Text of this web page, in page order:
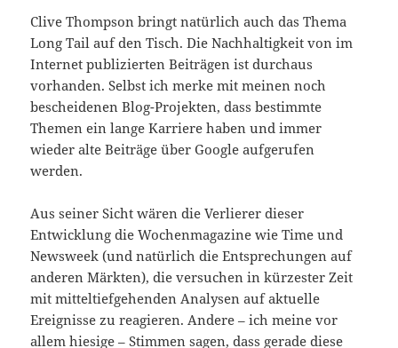
Clive Thompson bringt natürlich auch das Thema
Long Tail auf den Tisch. Die Nachhaltigkeit von im
Internet publizierten Beiträgen ist durchaus
vorhanden. Selbst ich merke mit meinen noch
bescheidenen Blog-Projekten, dass bestimmte
Themen ein lange Karriere haben und immer
wieder alte Beiträge über Google aufgerufen
werden.
Aus seiner Sicht wären die Verlierer dieser
Entwicklung die Wochenmagazine wie Time und
Newsweek (und natürlich die Entsprechungen auf
anderen Märkten), die versuchen in kürzester Zeit
mit mitteltiefgehenden Analysen auf aktuelle
Ereignisse zu reagieren. Andere – ich meine vor
allem hiesige – Stimmen sagen, dass gerade diese